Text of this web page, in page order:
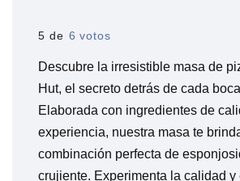
5 de 6 votos
Descubre la irresistible masa de
Hut, el secreto detrás de cada
Elaborada con ingredientes de
experiencia, nuestra masa te
combinación perfecta de
crujiente. Experimenta la calidad y